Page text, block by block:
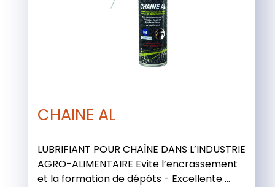
CHAINE AL
LUBRIFIANT POUR CHAÎNE DANS L’INDUSTRIE
AGRO-ALIMENTAIRE Evite l’encrassement
et la formation de dépôts - Excellente ...